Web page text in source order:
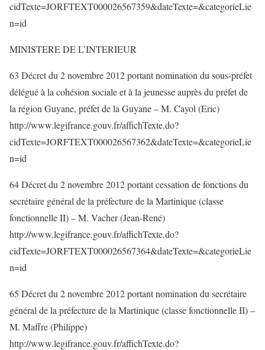
cidTexte=JORFTEXT000026567359&dateTexte=&categorieLie
n=id
MINISTERE DE L’INTERIEUR
63 Décret du 2 novembre 2012 portant nomination du sous-préfet
délégué à la cohésion sociale et à la jeunesse auprès du préfet de
la région Guyane, préfet de la Guyane – M. Cayol (Eric)
http://www.legifrance.gouv.fr/affichTexte.do?
cidTexte=JORFTEXT000026567362&dateTexte=&categorieLie
n=id
64 Décret du 2 novembre 2012 portant cessation de fonctions du
secrétaire général de la préfecture de la Martinique (classe
fonctionnelle II) – M. Vacher (Jean-René)
http://www.legifrance.gouv.fr/affichTexte.do?
cidTexte=JORFTEXT000026567364&dateTexte=&categorieLie
n=id
65 Décret du 2 novembre 2012 portant nomination du secrétaire
général de la préfecture de la Martinique (classe fonctionnelle II) –
M. Maffre (Philippe)
http://www.legifrance.gouv.fr/affichTexte.do?